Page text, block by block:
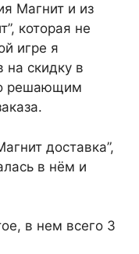
Магнит и из
которая не
игре я
на скидку в
решающим
доставка”,
в нём и
в нем всего 3